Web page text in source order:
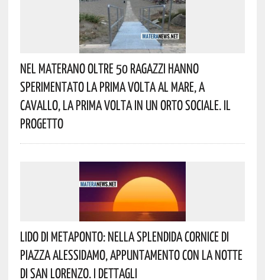
Nel Materano Oltre 50 Ragazzi Hanno
Sperimentato La Prima Volta Al Mare, A
Cavallo, La Prima Volta In Un Orto Sociale. Il
Progetto
Lido Di Metaponto: Nella Splendida Cornice Di
Piazza Alessidamo, Appuntamento Con La Notte
Di San Lorenzo. I Dettagli